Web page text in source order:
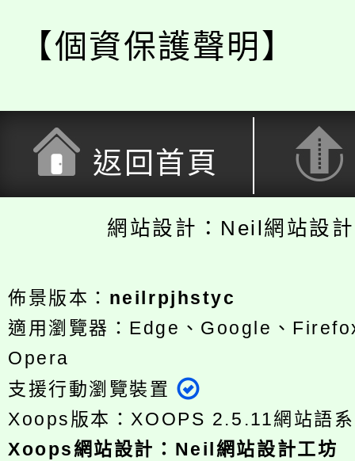
【個資保護聲明】
返回首頁
網站設計：Neil網站設
佈景版本： neilrpjhstyc
適用瀏覽器：Edge、Google、
Opera
支援行動瀏覽裝置
Xoops版本：XOOPS 2.5.11網站語
Xoops網站設計 ： Neil網站設計工坊